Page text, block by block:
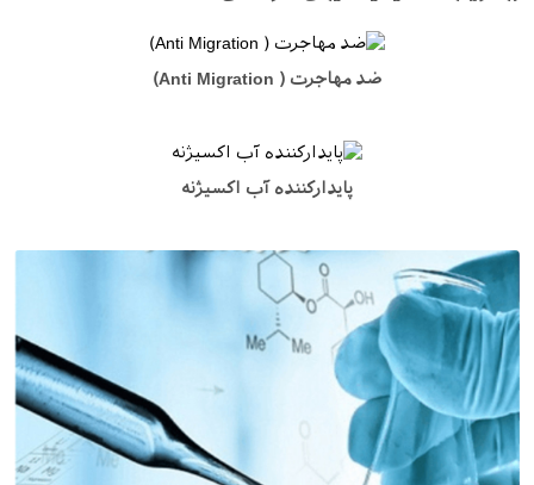
ضد مهاجرت ( Anti Migration)
پایدارکننده آب اکسیژنه